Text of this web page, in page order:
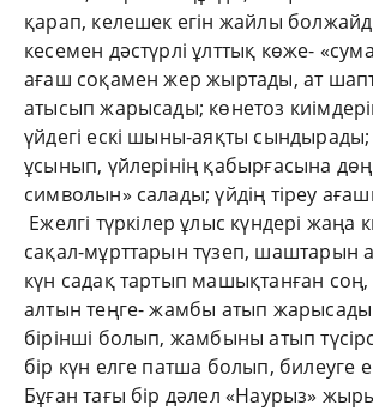
қарап, келешек егін жайлы
кесемен дәстүрлі ұлттық көже-
ағаш соқамен жер жыртады, ат
атысып жарысады; көнетоз
үйдегі ескі шыны-аяқты сындырады;
ұсынып, үйлерінің қабырғасына
символын» салады; үйдің тіреу
Ежелгі түркілер ұлыс күндері жаңа
сақал-мұрттарын түзеп, шаштарын
күн садақ тартып машықтанған соң,
алтын теңге- жамбы атып
бірінші болып, жамбыны атып
бір күн елге патша болып, билеуге
Бұған тағы бір дәлел «Наурыз»